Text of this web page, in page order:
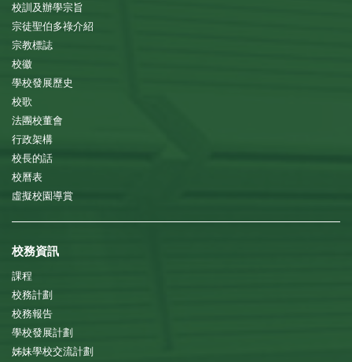
校訓及辦學宗旨
宗徒聖伯多祿介紹
宗教標誌
校徽
學校發展歷史
校歌
法團校董會
行政架構
校長的話
校曆表
虛擬校園導賞
校務資訊
課程
校務計劃
校務報告
學校發展計劃
姊妹學校交流計劃